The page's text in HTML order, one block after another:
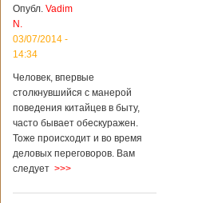
Опубл. Vadim
N.
03/07/2014 -
14:34
Человек, впервые
столкнувшийся с манерой
поведения китайцев в быту,
часто бывает обескуражен.
Тоже происходит и во время
деловых переговоров. Вам
следует >>>